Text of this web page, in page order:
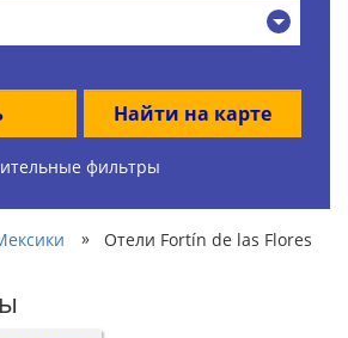
Найти на карте
фильтры
» Отели Fortín de las Flores